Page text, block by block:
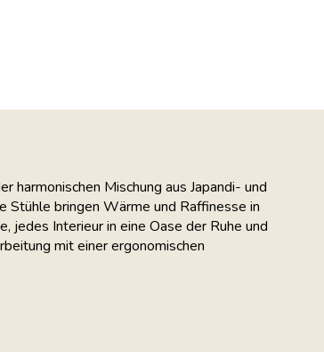
harmonischen Mischung aus Japandi- und
Stühle bringen Wärme und Raffinesse in
jedes Interieur in eine Oase der Ruhe und
mit einer ergonomischen